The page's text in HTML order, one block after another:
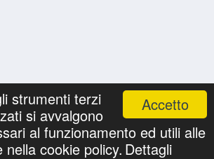
Accetto
strumenti terzi
si avvalgono
al funzionamento ed utili alle
cookie policy. Dettagli
Privacy Policy
Onomastici
. All Rights Reserved.